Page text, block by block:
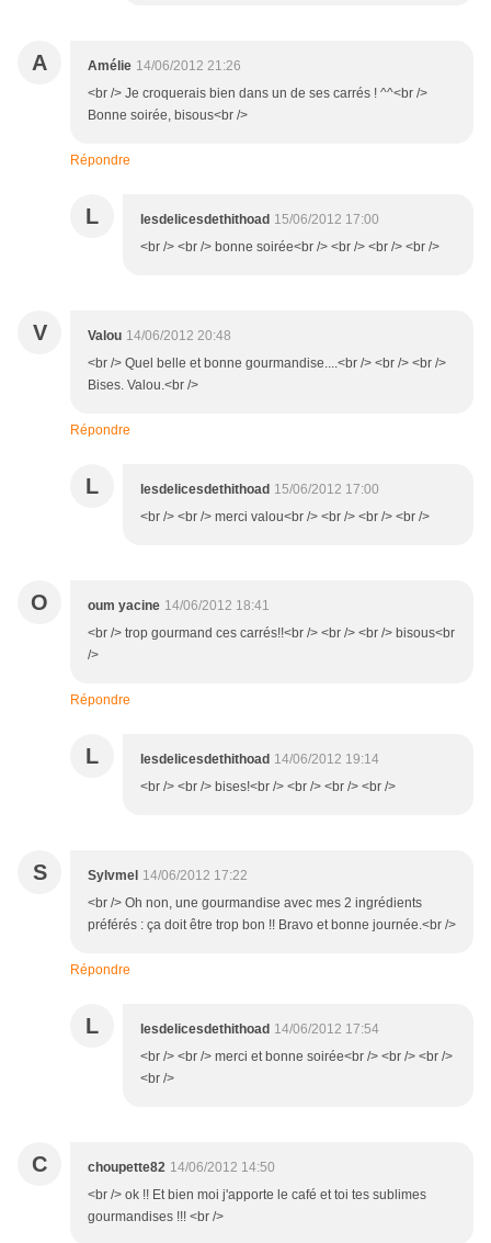
A Amélie 14/06/2012 21:26
<br /> Je croquerais bien dans un de ses carrés ! ^^<br />
Bonne soirée, bisous<br />
Répondre
L lesdelicesdethithoad 15/06/2012 17:00
<br /> <br /> bonne soirée<br /> <br /> <br /> <br />
V Valou 14/06/2012 20:48
<br /> Quel belle et bonne gourmandise....<br /> <br /> <br />
Bises. Valou.<br />
Répondre
L lesdelicesdethithoad 15/06/2012 17:00
<br /> <br /> merci valou<br /> <br /> <br /> <br />
O oum yacine 14/06/2012 18:41
<br /> trop gourmand ces carrés!!<br /> <br /> <br /> bisous<br
/>
Répondre
L lesdelicesdethithoad 14/06/2012 19:14
<br /> <br /> bises!<br /> <br /> <br /> <br />
S Sylvmel 14/06/2012 17:22
<br /> Oh non, une gourmandise avec mes 2 ingrédients
préférés : ça doit être trop bon !! Bravo et bonne journée.<br />
Répondre
L lesdelicesdethithoad 14/06/2012 17:54
<br /> <br /> merci et bonne soirée<br /> <br /> <br />
<br />
C choupette82 14/06/2012 14:50
<br /> ok !! Et bien moi j'apporte le café et toi tes sublimes
gourmandises !!! <br />